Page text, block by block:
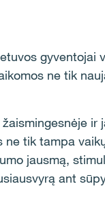
gyventojai
ne tik
ir
ne tik tampa
jausmą,
ant